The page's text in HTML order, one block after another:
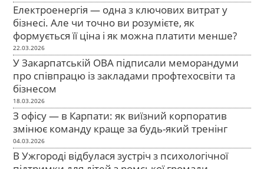
Електроенергія — одна з ключових витрат у
бізнесі. Але чи точно ви розумієте, як
формується її ціна і як можна платити менше?
22.03.2026
У Закарпатській ОВА підписали меморандуми
про співпрацю із закладами профтехосвіти та
бізнесом
18.03.2026
З офісу — в Карпати: як виїзний корпоратив
змінює команду краще за будь-який тренінг
04.03.2026
В Ужгороді відбулася зустріч з психологічної